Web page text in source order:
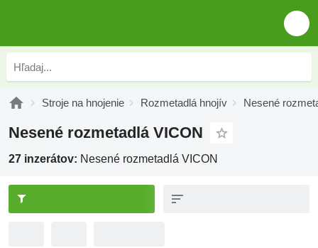
Stroje na hnojenie Rozmetadlá hnojív Nesené
Nesené rozmetadlá VICON
27 inzerátov: Nesené rozmetadlá VICON